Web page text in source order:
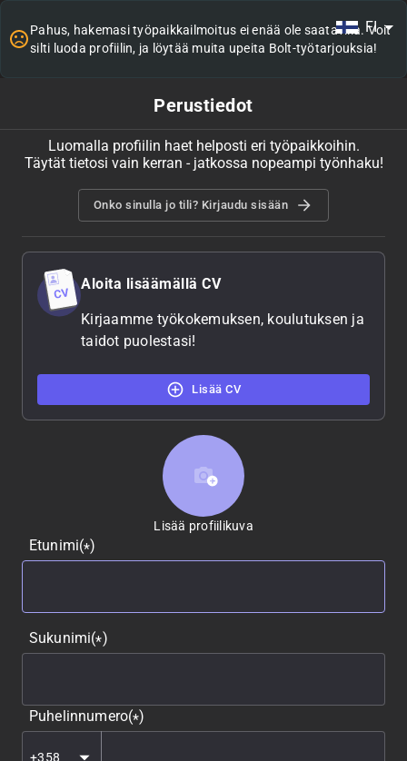
FI
Pahus, hakemasi työpaikkailmoitus ei enää ole saatavilla. Voit
silti luoda profiilin, ja löytää muita upeita Bolt-työtarjouksia!
Perustiedot
Luomalla profiilin haet helposti eri työpaikkoihin.
Täytät tietosi vain kerran - jatkossa nopeampi työnhaku!
Onko sinulla jo tili? Kirjaudu sisään
Aloita lisäämällä CV
Kirjaamme työkokemuksen, koulutuksen ja
taidot puolestasi!
Lisää CV
Lisää profiilikuva
Lisää profiilikuva
Etunimi(*)
Sukunimi(*)
Puhelinnumero(*)